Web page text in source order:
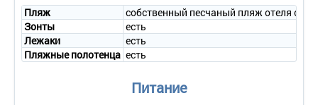
халат, тапочки.
Wi - Fi .
Сервис:
- уборка номера – ежедневно;
- смена белья – 1 раз в 3 дня;
2-местный 1-комнатный номер «Стандарт»
Пляж
собственный песчаный пляж отеля
Зонты
есть
Лежаки
есть
Пляжные полотенца есть
Питание